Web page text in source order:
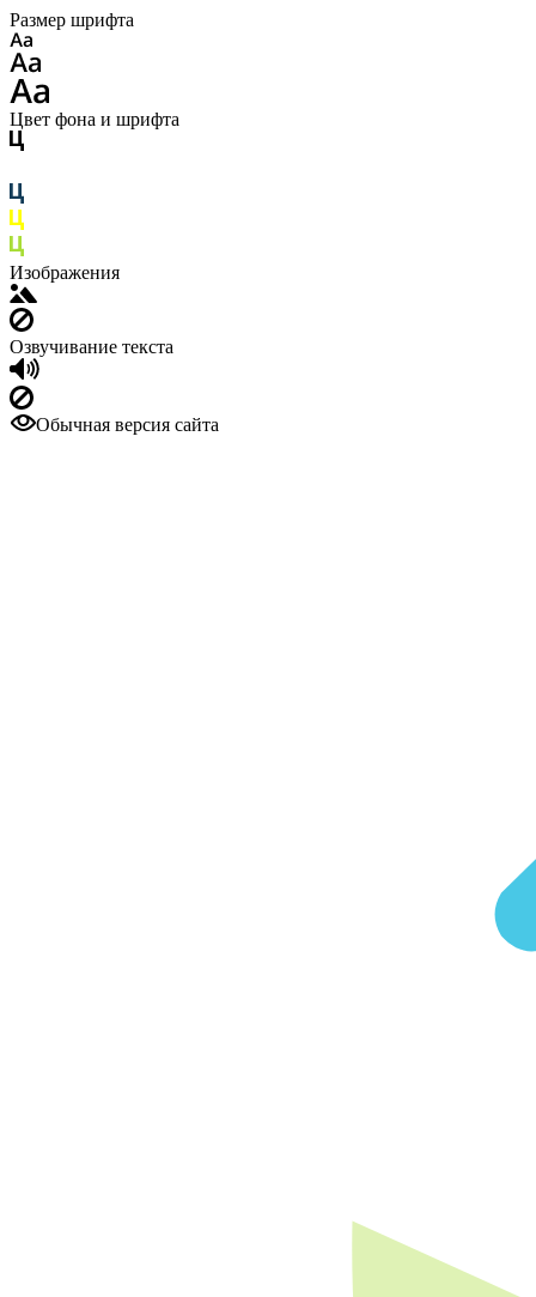
Размер шрифта
Цвет фона и шрифта
Изображения
Озвучивание текста
Обычная версия сайта